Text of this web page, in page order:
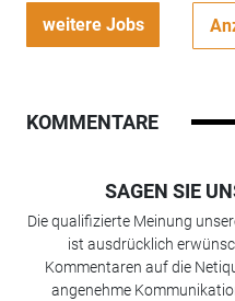
weitere Jobs
KOMMENTARE
SAGEN SIE
Die qualifizierte Meinung
ist ausdrücklich
Kommentaren auf die
angenehme